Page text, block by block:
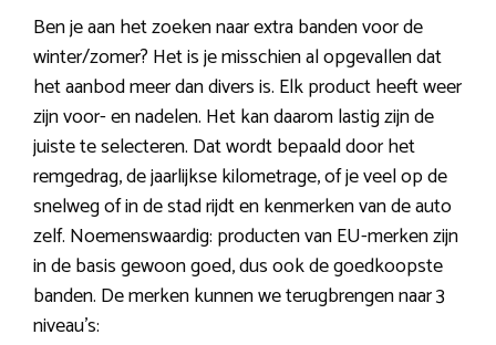
Ben je aan het zoeken naar extra banden voor de
winter/zomer? Het is je misschien al opgevallen dat
het aanbod meer dan divers is. Elk product heeft weer
zijn voor- en nadelen. Het kan daarom lastig zijn de
juiste te selecteren. Dat wordt bepaald door het
remgedrag, de jaarlijkse kilometrage, of je veel op de
snelweg of in de stad rijdt en kenmerken van de auto
zelf. Noemenswaardig: producten van EU-merken zijn
in de basis gewoon goed, dus ook de goedkoopste
banden. De merken kunnen we terugbrengen naar 3
niveau’s: